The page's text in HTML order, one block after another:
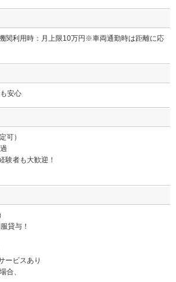
関利用時：月上限10万円※車両通勤時は距離に応
安心
可）
者も大歓迎！
貸与！
ービスあり
合、